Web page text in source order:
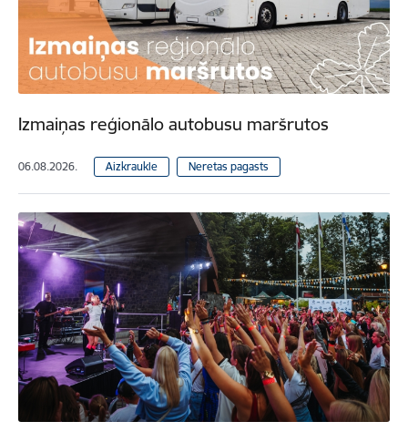
Izmaiņas reģionālo autobusu maršrutos
06.08.2026. Aizkraukle Neretas pagasts